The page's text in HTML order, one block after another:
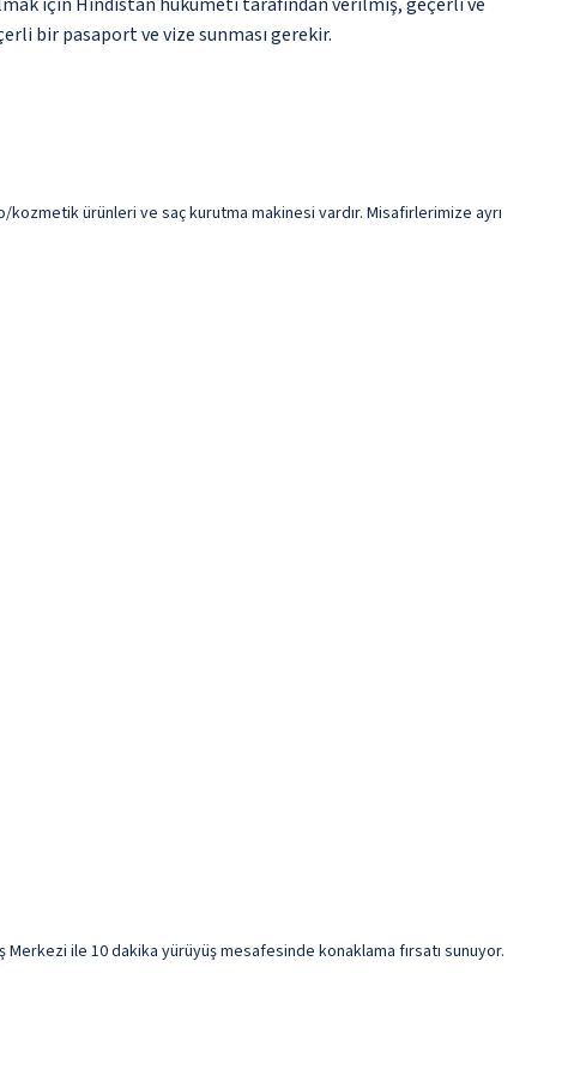
bir pasaport ve vize sunması gerekir.
ürünleri ve saç kurutma makinesi vardır. Misafirlerimize ayrı
ile 10 dakika yürüyüş mesafesinde konaklama fırsatı sunuyor.